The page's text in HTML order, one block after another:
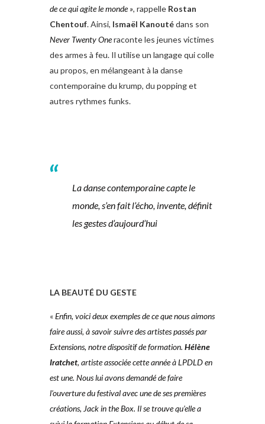
de ce qui agitele monde », rappelle Rostan
Chentouf. Ainsi, Ismaël Kanoutédans son
Never Twenty Oneraconte les jeunes victimes
des armes à feu. Il utilise un langage qui colle
au propos, en mélangeant à la danse
contemporaine du krump, du popping et
autres rythmes funks.
La danse contemporaine capte le
monde, s’en fait l’écho, invente, définit
les gestes d’aujourd’hui
LA BEAUTÉ DU GESTE
«Enfin, voici deux exemples de ce quenous aimons
faire aussi, à savoir suivredes artistes passés par
Extensions, notre dispositif de formation. Hélène
Iratchet, artiste associée cette annéeà LPDLD en
est une. Nous lui avons demandé de faire
l’ouverture du festivalavec une de ses premières
créations, Jack in the Box. Il se trouve qu’ellea